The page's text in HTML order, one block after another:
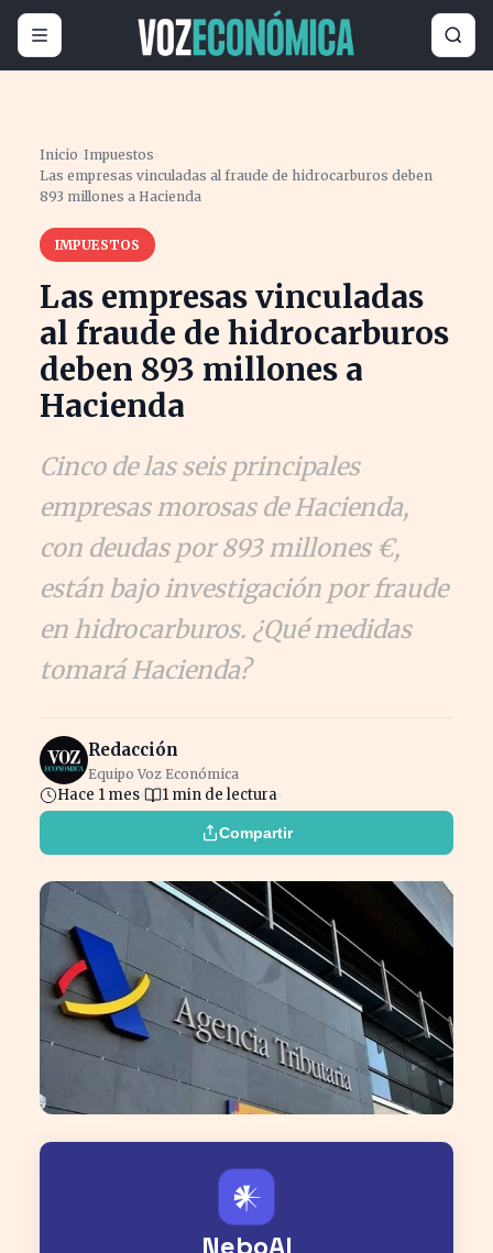
Inicio ›Impuestos ›
Las empresas vinculadas al fraude de hidrocarburos deben
893 millones a Hacienda
IMPUESTOS
Las empresas vinculadas
al fraude de hidrocarburos
deben 893 millones a
Hacienda
Cinco de las seis principales
empresas morosas de Hacienda,
con deudas por 893 millones €,
están bajo investigación por fraude
en hidrocarburos. ¿Qué medidas
tomará Hacienda?
Redacción
Equipo Voz Económica
Hace 1 mes 1 min de lectura
Compartir
𒀭
NeboAI